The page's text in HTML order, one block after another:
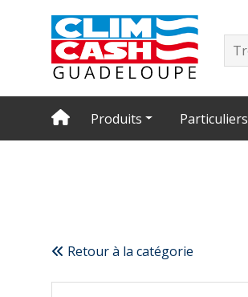
Produits Particuliers
Retour à la catégorie